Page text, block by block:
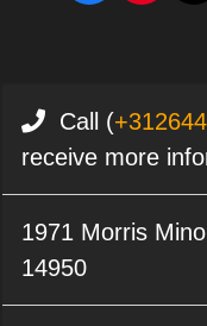
Call (
receive more
1971 Morris
14950